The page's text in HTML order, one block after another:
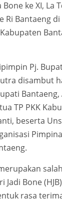
Bone ke XI, La
Ri Bantaeng
Pj.
disambut
TP PKK
beserta
Jadi Bone
rasa